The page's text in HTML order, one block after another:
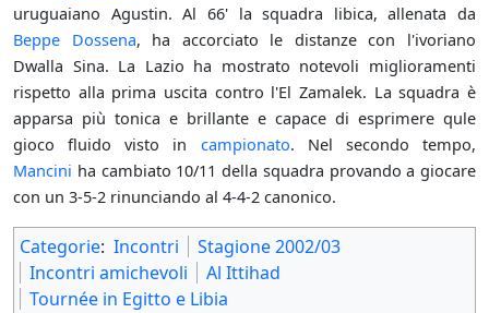
uruguaiano Agustin. Al 66' la squadra libica, allenata da
Beppe Dossena, ha accorciato le distanze con l'ivoriano
Dwalla Sina. La Lazio ha mostrato notevoli miglioramenti
rispetto alla prima uscita contro l'El Zamalek. La squadra è
apparsa più tonica e brillante e capace di esprimere qule
gioco fluido visto in campionato. Nel secondo tempo,
Mancini ha cambiato 10/11 della squadra provando a giocare
con un 3-5-2 rinunciando al 4-4-2 canonico.
Categorie: Incontri
Stagione 2002/03
Incontri amichevoli
Al Ittihad
Tournée in Egitto e Libia